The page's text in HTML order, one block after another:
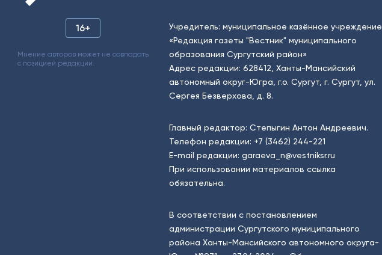
16+
Мнение авторов может не совпадать
с позицией редакции.
Учредитель: муниципальное казённое учреждение
«Редакция газеты "Вестник" муниципального
образования Сургутский район»
Адрес редакции: 628412, Ханты-Мансийский
автономный округ-Югра, г.о. Сургут, г. Сургут, ул.
Сергея Безверхова, д. 8.
Главный редактор: Степыгин Антон Андреевич.
Телефон редакции: +7 (3462) 244-221
E-mail редакции: garaeva_n@vestniksr.ru
При использовании материалов ссылка
обязательна.
В соответствии с постановлением
администрации Сургутского муниципального
района Ханты-Мансийского автономного округа-